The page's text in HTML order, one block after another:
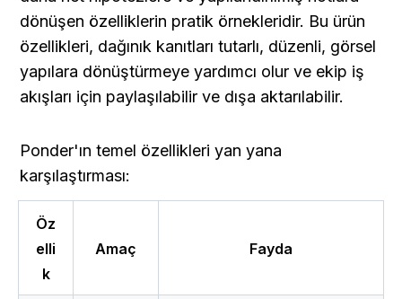
dönüşen özelliklerin pratik örnekleridir. Bu ürün
özellikleri, dağınık kanıtları tutarlı, düzenli, görsel
yapılara dönüştürmeye yardımcı olur ve ekip iş
akışları için paylaşılabilir ve dışa aktarılabilir.
Ponder'ın temel özellikleri yan yana
karşılaştırması:
Öz
elli
k
Amaç Fayda